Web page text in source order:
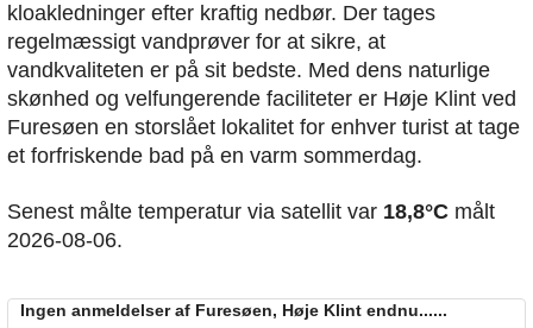
kloakledninger efter kraftig nedbør. Der tages
regelmæssigt vandprøver for at sikre, at
vandkvaliteten er på sit bedste. Med dens naturlige
skønhed og velfungerende faciliteter er Høje Klint ved
Furesøen en storslået lokalitet for enhver turist at tage
et forfriskende bad på en varm sommerdag.
Senest målte temperatur via satellit var 18,8°C målt
2026-08-06.
Ingen anmeldelser af Furesøen, Høje Klint endnu......